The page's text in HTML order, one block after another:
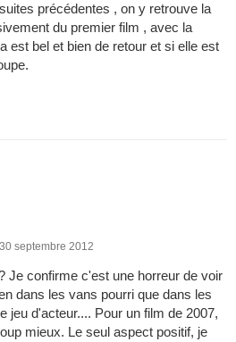
précédentes , on y retrouve la
du premier film , avec la
est bel et bien de retour et si elle est
septembre 2012
Je confirme c'est une horreur de voir
dans les vans pourri que dans les
jeu d'acteur.... Pour un film de 2007,
mieux. Le seul aspect positif, je